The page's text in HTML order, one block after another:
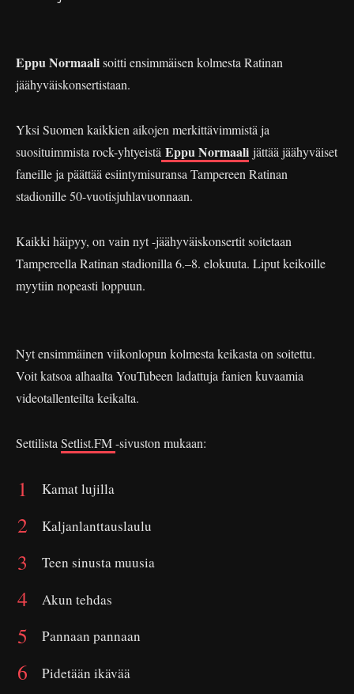
Eppu Normaalisoitti ensimmäisen kolmesta Ratinan
jäähyväiskonsertistaan.
Yksi Suomen kaikkien aikojen merkittävimmistä ja
suosituimmista rock-yhtyeistä Eppu Normaali jättää jäähyväiset
faneille ja päättää esiintymisuransa Tampereen Ratinan
stadionille 50-vuotisjuhlavuonnaan.
Kaikki häipyy, on vain nyt -jäähyväiskonsertit soitetaan
Tampereella Ratinan stadionilla 6.–8. elokuuta. Liput keikoille
myytiin nopeasti loppuun.
Nyt ensimmäinen viikonlopun kolmesta keikasta on soitettu.
Voit katsoa alhaalta YouTubeen ladattuja fanien kuvaamia
videotallenteilta keikalta.
SettilistaSetlist.FM-sivuston mukaan:
Kamat lujilla
Kaljanlanttauslaulu
Teen sinusta muusia
Akun tehdas
Pannaan pannaan
Pidetään ikävää